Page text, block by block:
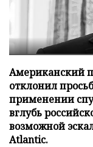
Американский
отклонил
применении
вглубь
возможной
Atlantic.